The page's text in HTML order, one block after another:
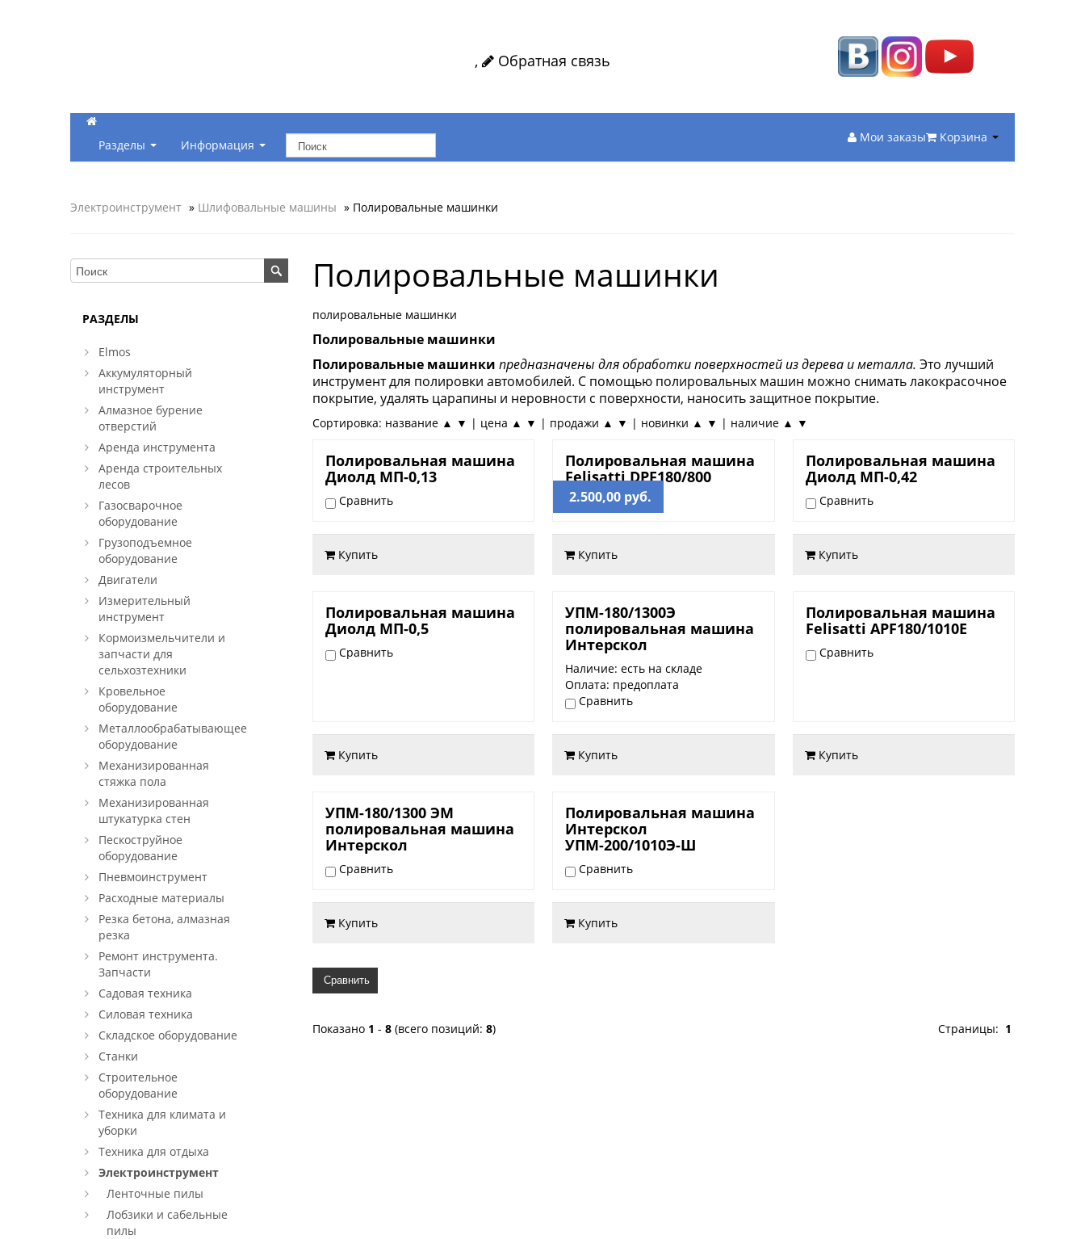
, Обратная связь
Разделы Информация
Мои заказы Корзина
Электроинструмент » Шлифовальные машины » Полировальные машинки
Полировальные машинки
полировальные машинки
Полировальные машинки
Полировальные машинки предназначены для обработки поверхностей из дерева и металла. Это лучший
инструмент для полировки автомобилей. С помощью полировальных машин можно снимать лакокрасочное
покрытие, удалять царапины и неровности с поверхности, наносить защитное покрытие.
Сортировка: название ▲ ▼ | цена ▲ ▼ | продажи ▲ ▼ | новинки ▲ ▼ | наличие ▲ ▼
2.300,00 руб.
Полировальная машина
Диолд МП-0,13
Сравнить
Купить
2.500,00 руб.
Полировальная машина
Felisatti DPF180/800
Сравнить
Купить
2.550,00 руб.
Полировальная машина
Диолд МП-0,42
Сравнить
Купить
3.200,00 руб.
Полировальная машина
Диолд МП-0,5
Сравнить
Купить
4.500,00 руб.
УПМ-180/1300Э
полировальная машина
Интерскол
Наличие: есть на складе
Оплата: предоплата
Сравнить
Купить
5.200,00 руб.
Полировальная машина
Felisatti APF180/1010E
Сравнить
Купить
6.200,00 руб.
УПМ-180/1300 ЭМ
полировальная машина
Интерскол
Сравнить
Купить
10.800,00 руб.
Полировальная машина
Интерскол
УПМ-200/1010Э-Ш
Сравнить
Купить
Сравнить
Страницы: 1
Показано 1 -8 (всего позиций:8)
РАЗДЕЛЫ
Elmos
Аккумуляторный
инструмент
Алмазное бурение
отверстий
Аренда инструмента
Аренда строительных
лесов
Газосварочное
оборудование
Грузоподъемное
оборудование
Двигатели
Измерительный
инструмент
Кормоизмельчители и
запчасти для
сельхозтехники
Кровельное
оборудование
Металлообрабатывающее
оборудование
Механизированная
стяжка пола
Механизированная
штукатурка стен
Пескоструйное
оборудование
Пневмоинструмент
Расходные материалы
Резка бетона, алмазная
резка
Ремонт инструмента.
Запчасти
Садовая техника
Силовая техника
Складское оборудование
Станки
Строительное
оборудование
Техника для климата и
уборки
Техника для отдыха
Электроинструмент
Ленточные пилы
Лобзики и сабельные
пилы